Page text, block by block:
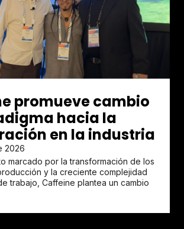
promueve cambio
hacia la
en la industria
2026
marcado por la transformación de los
y la creciente complejidad
trabajo, Caffeine plantea un cambio